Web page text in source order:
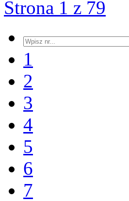
Strona 1 z 79
1
2
3
4
5
6
7